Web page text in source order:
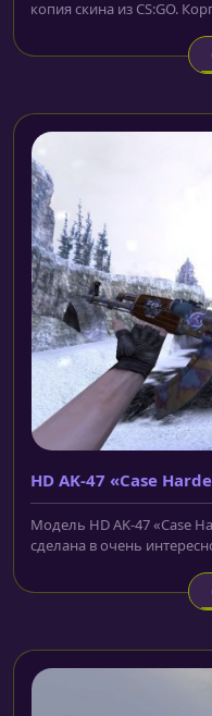
копия скина из CS:GO.
HD AK-47 «Case
Модель HD AK-47 «Case
сделана в очень